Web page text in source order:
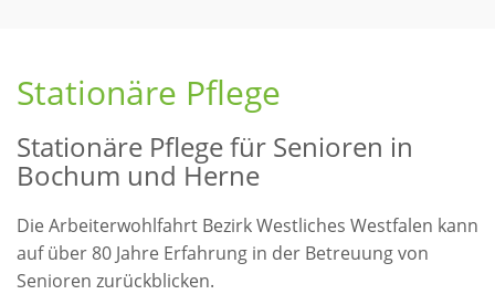
Stationäre Pflege
Stationäre Pflege für Senioren in
Bochum und Herne
Die Arbeiterwohlfahrt Bezirk Westliches Westfalen kann
auf über 80 Jahre Erfahrung in der Betreuung von
Senioren zurückblicken.